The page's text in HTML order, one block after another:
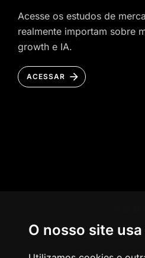
O nosso site
Acesse os estudos de
realmente importam sobre
growth e IA.
ACESSAR
COMO